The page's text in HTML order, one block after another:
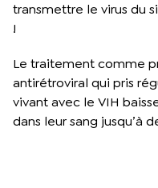
transmettre le virus du
!
Le traitement comme
antirétroviral qui pris
vivant avec le VIH
dans leur sang jusqu’à